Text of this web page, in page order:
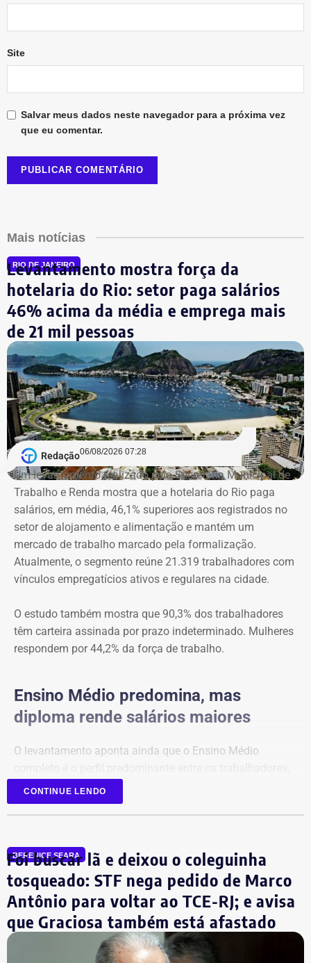
Site
Salvar meus dados neste navegador para a próxima vez
que eu comentar.
Mais notícias
RIO DE JANEIRO
Levantamento mostra força da
hotelaria do Rio: setor paga salários
46% acima da média e emprega mais
de 21 mil pessoas
Redação06/08/2026 07:28
Um levantamento realizado pela Secretaria Municipal de
Trabalho e Renda mostra que a hotelaria do Rio paga
salários, em média, 46,1% superiores aos registrados no
setor de alojamento e alimentação e mantém um
mercado de trabalho marcado pela formalização.
Atualmente, o segmento reúne 21.319 trabalhadores com
vínculos empregatícios ativos e regulares na cidade.
O estudo também mostra que 90,3% dos trabalhadores
têm carteira assinada por prazo indeterminado. Mulheres
respondem por 44,2% da força de trabalho.
Ensino Médio predomina, mas
diploma rende salários maiores
O levantamento aponta ainda que o Ensino Médio
respondendo por 54,1% das vagas.
No entanto, profissionais com Ensino Superior completo
concluíram apenas o Ensino Médio.
Entre as ocupações com maior número de trabalhadores
estão camareira e arrumadeira de hotel, que concentram
15,8% das vagas, seguidas por garçons e garçonetes
(8,78%) e recepcionistas de hotel (8,56%).
CONTINUE LENDO
BERENICE SEARA
Foi buscar lã e deixou o coleguinha
tosqueado: STF nega pedido de Marco
Antônio para voltar ao TCE-RJ; e avisa
que Graciosa também está afastado